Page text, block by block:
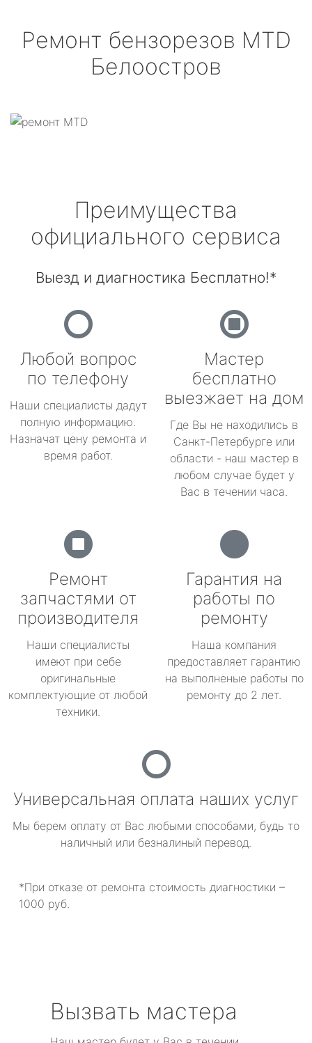
Ремонт бензорезов MTD
Белоостров
Преимущества
официального сервиса
Выезд и диагностика Бесплатно!*
Любой вопрос
по телефону
Наши специалисты дадут
полную информацию.
Назначат цену ремонта и
время работ.
Мастер
бесплатно
выезжает на дом
Где Вы не находились в
Санкт-Петербурге или
области - наш мастер в
любом случае будет у
Вас в течении часа.
Ремонт
запчастями от
производителя
Наши специалисты
имеют при себе
оригинальные
комплектующие от любой
техники.
Гарантия на
работы по
ремонту
Наша компания
предоставляет гарантию
на выполненые работы по
ремонту до 2 лет.
Универсальная оплата наших услуг
Мы берем оплату от Вас любыми способами, будь то
наличный или безналиный перевод.
*При отказе от ремонта стоимость диагностики –
1000 руб.
Вызвать мастера